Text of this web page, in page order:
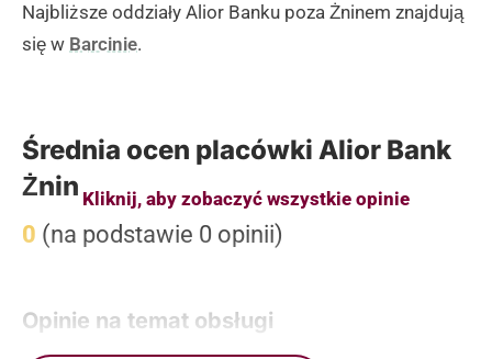
Najbliższe oddziały Alior Banku poza Żninem znajdują
się w Barcinie.
Średnia ocen placówki Alior Bank
Żnin
0 (na podstawie 0 opinii)
Opinie na temat obsługi
Kliknij, aby zobaczyć wszystkie opinie